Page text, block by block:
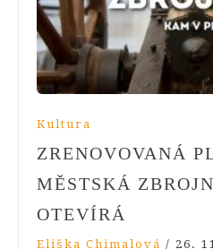
Kultura
ZRENOVOVANÁ
MĚSTSKÁ
OTEVÍRÁ
Eliška Chimalová / 26.